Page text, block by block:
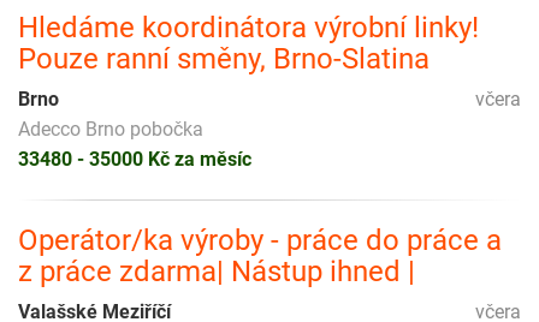
Hledáme koordinátora výrobní linky!
Pouze ranní směny, Brno-Slatina
včera
Brno
Adecco Brno pobočka
33480 - 35000 Kč za měsíc
Operátor/ka výroby - práce do práce a
z práce zdarma| Nástup ihned |
včera
Valašské Meziříčí